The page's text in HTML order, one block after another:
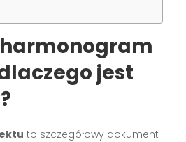
jest
to szczegółowy dokument